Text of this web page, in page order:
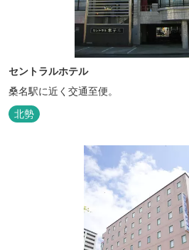
セントラルホテル
桑名駅に近く交通至便。
北勢